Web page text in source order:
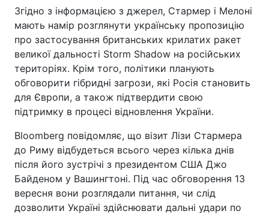
Згідно з інформацією з джерел, Стармер і Мелоні
мають намір розглянути українську пропозицію
про застосування британських крилатих ракет
великої дальності Storm Shadow на російських
територіях. Крім того, політики планують
обговорити гібридні загрози, які Росія становить
для Європи, а також підтвердити свою
підтримку в процесі відновлення України.
Bloomberg повідомляє, що візит Лізи Стармера
до Риму відбудеться всього через кілька днів
після його зустрічі з президентом США Джо
Байденом у Вашингтоні. Під час обговорення 13
вересня вони розглядали питання, чи слід
дозволити Україні здійснювати дальні удари по